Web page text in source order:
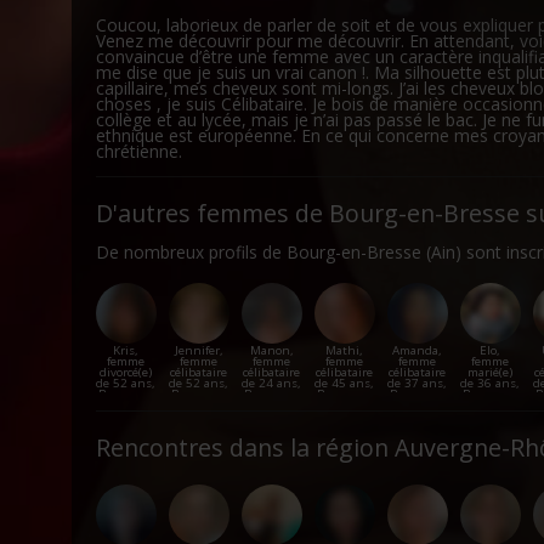
Si vous
tout
Les
sociaux,
que vous
Coucou, laborieux de parler de soit et de vous expliquer
Venez me découvrir pour me découvrir. En attendant,
convaincue d’être une femme avec un caractère
me dise que je suis un vrai canon !. Ma silhouette est
capillaire, mes cheveux sont mi-longs. J’ai les cheveux
choses , je suis Célibataire. Je bois de manière
collège et au lycée, mais je n’ai pas passé le bac. Je ne
ethnique est européenne. En ce qui concerne mes
chrétienne.
D'autres femmes de Bourg-en-Bresse
De nombreux profils de Bourg-en-Bresse (Ain) sont
Kris,
femme
divorcé(e)
de 52 ans,
Bourg-en-
Jennifer,
femme
célibataire
de 52 ans,
Bourg-en-
Manon,
femme
célibataire
de 24 ans,
Bourg-en-
Mathi,
femme
célibataire
de 45 ans,
Bourg-en-
Amanda,
femme
célibataire
de 37 ans,
Bourg-en-
Elo,
femme
marié(e)
de 36 ans,
Bourg-en-
Rencontres dans la région Auvergne-